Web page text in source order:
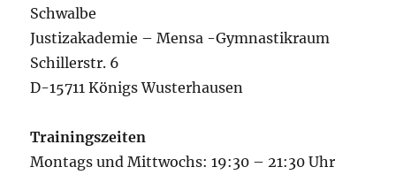
Schwalbe
Justizakademie – Mensa -Gymnastikraum
Schillerstr. 6
D-15711 Königs Wusterhausen
Trainingszeiten
Montags und Mittwochs: 19:30 – 21:30 Uhr